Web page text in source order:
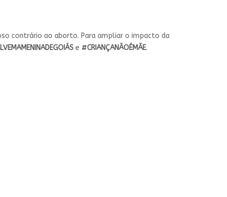
contrário ao aborto. Para ampliar o impacto da
e #CRIANÇANÃOÉMÃE.